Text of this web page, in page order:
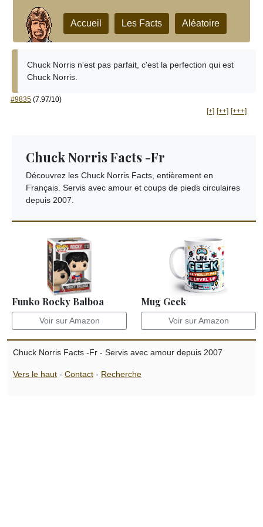
Accueil Les Facts Aléatoire
Chuck Norris n'est pas parfait, c'est la perfection qui est
Chuck Norris.
#9835 (7.97/10)
[+] [++] [+++]
Chuck Norris Facts -Fr
Découvrez les Chuck Norris Facts, entièrement en
Français. Servis avec amour et coups de pieds circulaires
depuis 2007.
Funko Rocky Balboa
Voir sur Amazon
Mug Geek
Voir sur Amazon
Chuck Norris Facts -Fr - Servis avec amour depuis 2007
Vers le haut - Contact - Recherche